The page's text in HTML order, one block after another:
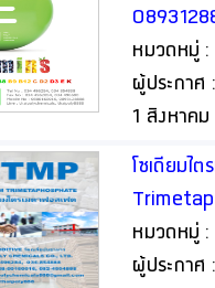
หมวดหมู่ :
ผู้ประกาศ :
โซเดียมไ
อาหาร,
หมวดหมู่ :
ผู้ประกาศ :